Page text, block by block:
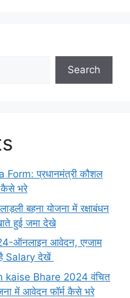
Search
प्रधानमंत्री कौशल
कैसे भरे
बहना योजना में रक्षाबंधन
हुई जमा देखे
ऑनलाइन आवेदन, एग्जाम
Salary देखें
kaise Bhare 2024 वंचित
में आवेदन फॉर्म कैसे भरे